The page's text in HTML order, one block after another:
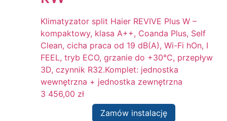
Klimatyzator split Haier REVIVE Plus W –
kompaktowy, klasa A++, Coanda Plus, Self
Clean, cicha praca od 19 dB(A), Wi-Fi hOn, I
FEEL, tryb ECO, grzanie do +30°C, przepływ
3D, czynnik R32.Komplet: jednostka
wewnętrzna + jednostka zewnętrzna
3 456,00 zł
Zamów instalację